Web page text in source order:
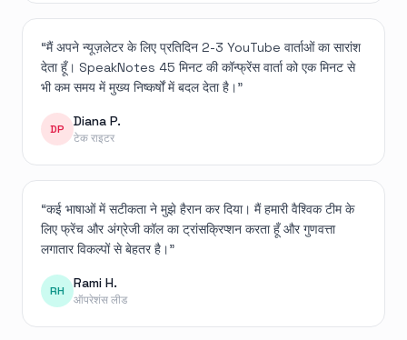
“मैं अपने न्यूज़लेटर के लिए प्रतिदिन 2-3 YouTube वार्ताओं का सारांश
देता हूँ। SpeakNotes 45 मिनट की कॉन्फ्रेंस वार्ता को एक मिनट से
भी कम समय में मुख्य निष्कर्षों में बदल देता है।”
DP Diana P.
टेक राइटर
“कई भाषाओं में सटीकता ने मुझे हैरान कर दिया। मैं हमारी वैश्विक टीम के
लिए फ्रेंच और अंग्रेजी कॉल का ट्रांसक्रिप्शन करता हूँ और गुणवत्ता
लगातार विकल्पों से बेहतर है।”
RH Rami H.
ऑपरेशंस लीड